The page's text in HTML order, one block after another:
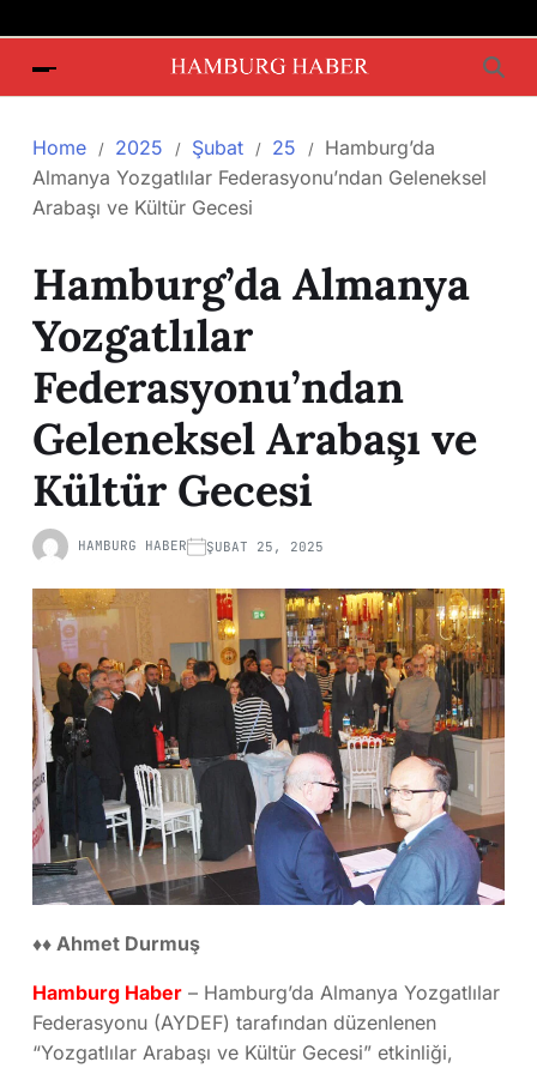
Home 2025 Şubat 25
Hamburg’da
Almanya Yozgatlılar Federasyonu’ndan Geleneksel
Arabaşı ve Kültür Gecesi
Hamburg’da Almanya
Yozgatlılar
Federasyonu’ndan
Geleneksel Arabaşı ve
Kültür Gecesi
HAMBURG HABER ŞUBAT 25, 2025
♦♦ Ahmet Durmuş
Hamburg Haber – Hamburg’da Almanya Yozgatlılar
Federasyonu (AYDEF) tarafından düzenlenen
“Yozgatlılar Arabaşı ve Kültür Gecesi” etkinliği,